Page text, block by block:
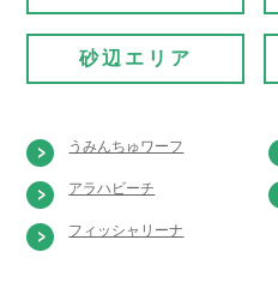
砂辺エリア
うみんちゅワーフ
アラハビーチ
フィッシャリーナ